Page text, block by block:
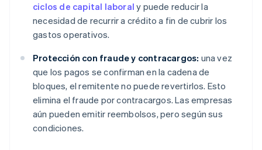
ciclos de capital laboral y puede reducir la
necesidad de recurrir a crédito a fin de cubrir los
gastos operativos.
Protección con fraude y contracargos: una vez
que los pagos se confirman en la cadena de
bloques, el remitente no puede revertirlos. Esto
elimina el fraude por contracargos. Las empresas
aún pueden emitir reembolsos, pero según sus
condiciones.